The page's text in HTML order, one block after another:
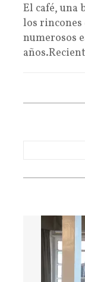
El café, una
los
numerosos